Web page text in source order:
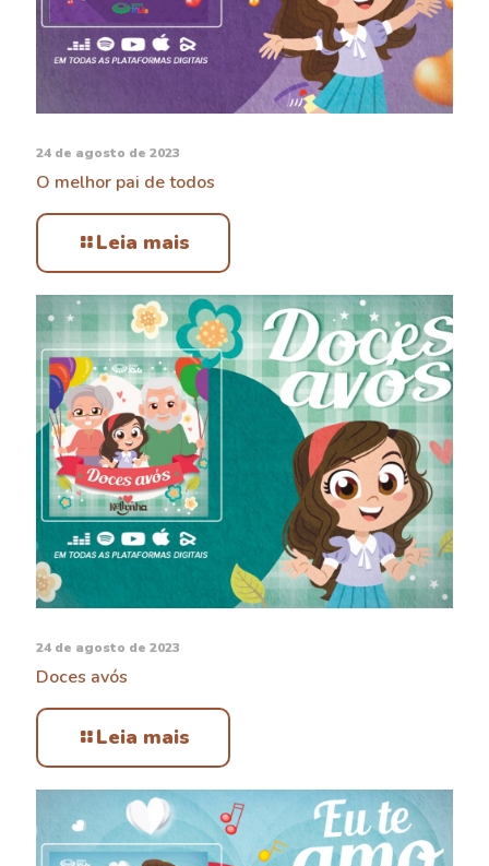
24 de agosto de 2023
O melhor pai de todos
Leia mais
24 de agosto de 2023
Doces avós
Leia mais